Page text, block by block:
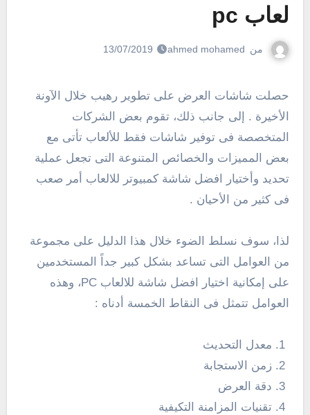
لعاب pc
من ahmed mohamed
13/07/2019
حصلت شاشات العرض على تطوير رهيب خلال الآونة
الأخيرة . إلى جانب ذلك، تقوم بعض الشركات
المتخصصة فى توفير شاشات فقط للألعاب تأتى مع
بعض المميزات والخصائص المتنوعة التى تجعل عملية
تحديد وأختيار افضل شاشة كمبيوتر للالعاب أمر صعب
فى كثير من الأحيان .
لذا، سوف نسلط الضوء خلال هذا الدليل على مجموعة
من العوامل التى تساعد بشكل كبير جداً المستخدمين
على إمكانية اختيار افضل شاشة للالعاب PC، وهذه
العوامل تتمثل فى النقاط الخمسة أدناه :
معدل التحديث
زمن الاستجابة
دقة العرض
تقنيات المزامنة التكيفية